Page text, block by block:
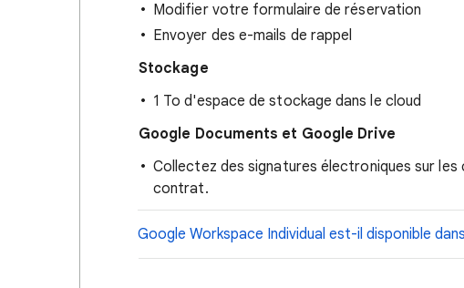
Modifier votre formulaire de réservation
Envoyer des e-mails de rappel
Stockage
1 To d'espace de stockage dans le cloud
Google Documents et Google Drive
Collectez des signatures électroniques sur
contrat.
Google Workspace Individual est-il disponible